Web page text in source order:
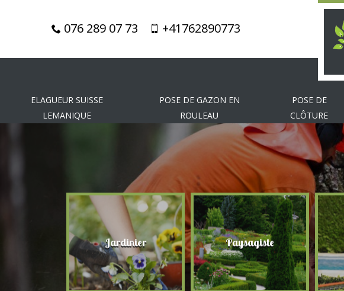
076 289 07 73 +41762890773
ELAGUEUR SUISSE
LEMANIQUE
POSE DE GAZON EN
ROULEAU
POSE DE
CLÔTURE
Jardinier Paysagiste